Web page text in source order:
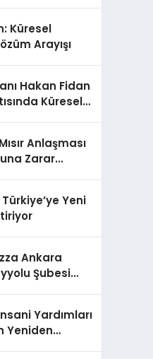
Küresel
Arayışı
Hakan Fidan
Küresel
Anlaşması
Zarar
Yeni
Ankara
Şubesi
Yardımları
Yeniden